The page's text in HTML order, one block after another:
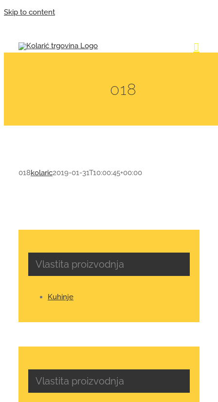
Skip to content
018
018kolaric2019-01-31T10:00:45+00:00
Vlastita proizvodnja
Kuhinje
Vlastita proizvodnja